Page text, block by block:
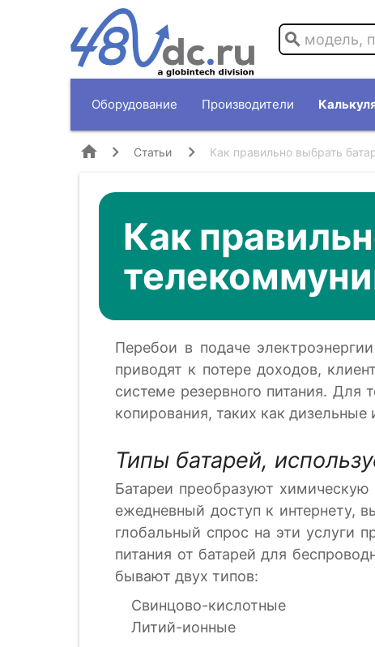
search
Оборудование Производители
home Статьи Как правильно выбрать
Как
Перебои в подаче
приводят к потере доходов,
системе резервного питания.
копирования, таких как
Типы батарей,
Батареи преобразуют
ежедневный доступ к интернету,
глобальный спрос на эти услуги
питания от батарей для
бывают двух типов:
Свинцово-кислотные
Литий-ионные